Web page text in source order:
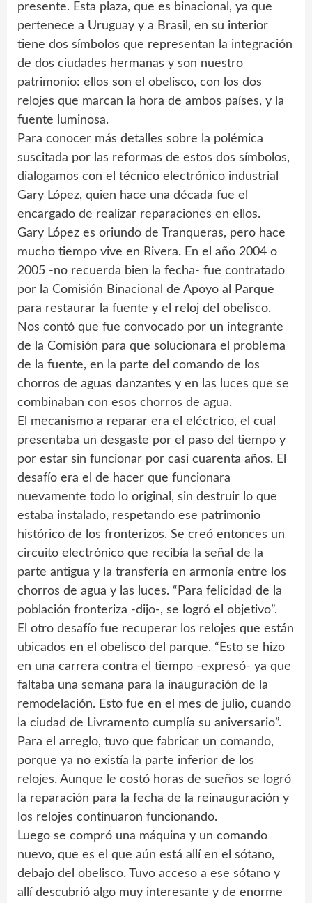
presente. Esta plaza, que es binacional, ya que
pertenece a Uruguay y a Brasil, en su interior
tiene dos símbolos que representan la integración
de dos ciudades hermanas y son nuestro
patrimonio: ellos son el obelisco, con los dos
relojes que marcan la hora de ambos países, y la
fuente luminosa.
Para conocer más detalles sobre la polémica
suscitada por las reformas de estos dos símbolos,
dialogamos con el técnico electrónico industrial
Gary López, quien hace una década fue el
encargado de realizar reparaciones en ellos.
Gary López es oriundo de Tranqueras, pero hace
mucho tiempo vive en Rivera. En el año 2004 o
2005 -no recuerda bien la fecha- fue contratado
por la Comisión Binacional de Apoyo al Parque
para restaurar la fuente y el reloj del obelisco.
Nos contó que fue convocado por un integrante
de la Comisión para que solucionara el problema
de la fuente, en la parte del comando de los
chorros de aguas danzantes y en las luces que se
combinaban con esos chorros de agua.
El mecanismo a reparar era el eléctrico, el cual
presentaba un desgaste por el paso del tiempo y
por estar sin funcionar por casi cuarenta años. El
desafío era el de hacer que funcionara
nuevamente todo lo original, sin destruir lo que
estaba instalado, respetando ese patrimonio
histórico de los fronterizos. Se creó entonces un
circuito electrónico que recibía la señal de la
parte antigua y la transfería en armonía entre los
chorros de agua y las luces. “Para felicidad de la
población fronteriza -dijo-, se logró el objetivo”.
El otro desafío fue recuperar los relojes que están
ubicados en el obelisco del parque. “Esto se hizo
en una carrera contra el tiempo -expresó- ya que
faltaba una semana para la inauguración de la
remodelación. Esto fue en el mes de julio, cuando
la ciudad de Livramento cumplía su aniversario”.
Para el arreglo, tuvo que fabricar un comando,
porque ya no existía la parte inferior de los
relojes. Aunque le costó horas de sueños se logró
la reparación para la fecha de la reinauguración y
los relojes continuaron funcionando.
Luego se compró una máquina y un comando
nuevo, que es el que aún está allí en el sótano,
debajo del obelisco. Tuvo acceso a ese sótano y
allí descubrió algo muy interesante y de enorme